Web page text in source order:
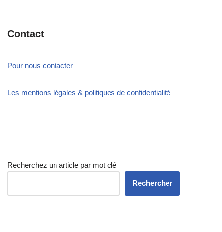
Contact
Pour nous contacter
Les mentions légales & politiques de confidentialité
Recherchez un article par mot clé
Rechercher